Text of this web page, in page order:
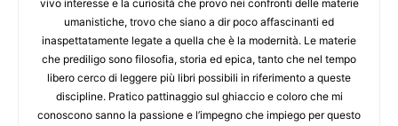
vivo interesse e la curiosità che provo nei confronti delle materie
umanistiche, trovo che siano a dir poco affascinanti ed
inaspettatamente legate a quella che è la modernità. Le materie
che prediligo sono filosofia, storia ed epica, tanto che nel tempo
libero cerco di leggere più libri possibili in riferimento a queste
discipline. Pratico pattinaggio sul ghiaccio e coloro che mi
conoscono sanno la passione e l’impegno che impiego per questo